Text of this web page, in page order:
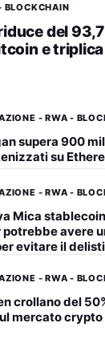
BLOCKCHAIN
del
e triplica
- RWA -
supera 900
su
- RWA -
Mica
avere
evitare il
- RWA -
crollano del
mercato crypto